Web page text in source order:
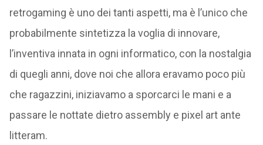
retrogaming è uno dei tanti aspetti, ma è l’unico che
probabilmente sintetizza la voglia di innovare,
l’inventiva innata in ogni informatico, con la nostalgia
di quegli anni, dove noi che allora eravamo poco più
che ragazzini, iniziavamo a sporcarci le mani e a
passare le nottate dietro assembly e pixel art ante
litteram.